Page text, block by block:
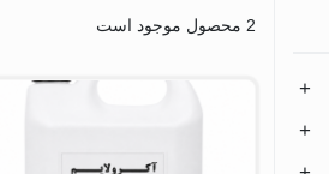
2 محصول موجود است